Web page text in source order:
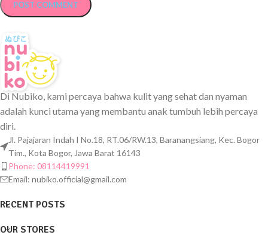
Di Nubiko, kami percaya bahwa kulit yang sehat dan nyaman
adalah kunci utama yang membantu anak tumbuh lebih percaya
diri.
Jl. Pajajaran Indah I No.18, RT.06/RW.13, Baranangsiang, Kec. Bogor
Tim., Kota Bogor, Jawa Barat 16143
Phone: 08114419991
Email: nubiko.official@gmail.com
RECENT POSTS
OUR STORES